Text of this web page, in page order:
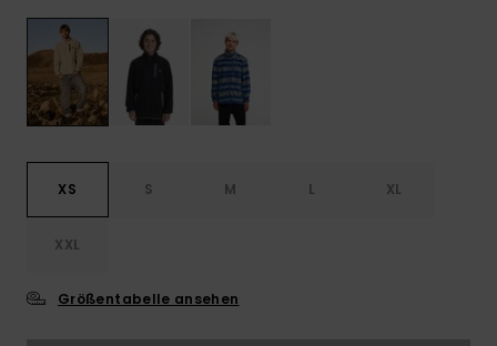
XS S M L XL
XXL
Größentabelle ansehen